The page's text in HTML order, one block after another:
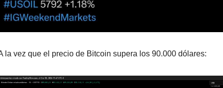
la vez que el precio de Bitcoin supera los 90.000 dólares: